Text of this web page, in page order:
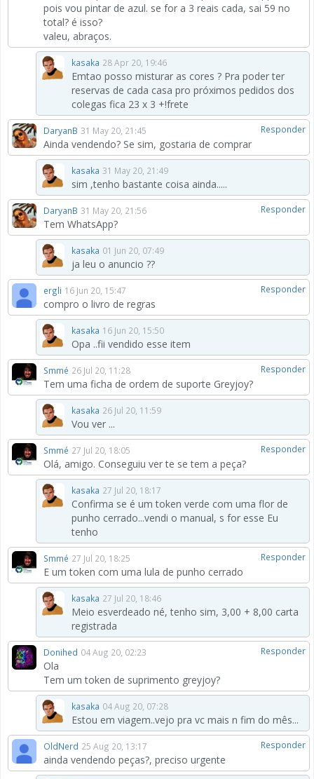
pois vou pintar de azul. se for a 3 reais cada, sai 59 no
total? é isso?
valeu, abraços.
kasaka 28 Apr 20, 19:46
Emtao posso misturar as cores ? Pra poder ter
reservas de cada casa pro próximos pedidos dos
colegas fica 23 x 3 +!frete
Responder
DaryanB 31 May 20, 21:45
Ainda vendendo? Se sim, gostaria de comprar
kasaka 31 May 20, 21:49
sim ,tenho bastante coisa ainda.....
Responder
DaryanB 31 May 20, 21:56
Tem WhatsApp?
kasaka 01 Jun 20, 07:49
ja leu o anuncio ??
Responder
ergli 16 Jun 20, 15:47
compro o livro de regras
kasaka 16 Jun 20, 15:50
Opa ..fii vendido esse item
Responder
Smmé 26 Jul 20, 11:28
Tem uma ficha de ordem de suporte Greyjoy?
kasaka 26 Jul 20, 11:59
Vou ver ...
Responder
Smmé 27 Jul 20, 18:05
Olá, amigo. Conseguiu ver te se tem a peça?
kasaka 27 Jul 20, 18:17
Confirma se é um token verde com uma flor de
punho cerrado...vendi o manual, s for esse Eu
tenho
Responder
Smmé 27 Jul 20, 18:25
E um token com uma lula de punho cerrado
kasaka 27 Jul 20, 18:46
Meio esverdeado né, tenho sim, 3,00 + 8,00 carta
registrada
Responder
Donihed 04 Aug 20, 02:23
Ola
Tem um token de suprimento greyjoy?
kasaka 04 Aug 20, 07:28
Estou em viagem..vejo pra vc mais n fim do mês...
Responder
OldNerd 25 Aug 20, 13:17
ainda vendendo peças?, preciso urgente